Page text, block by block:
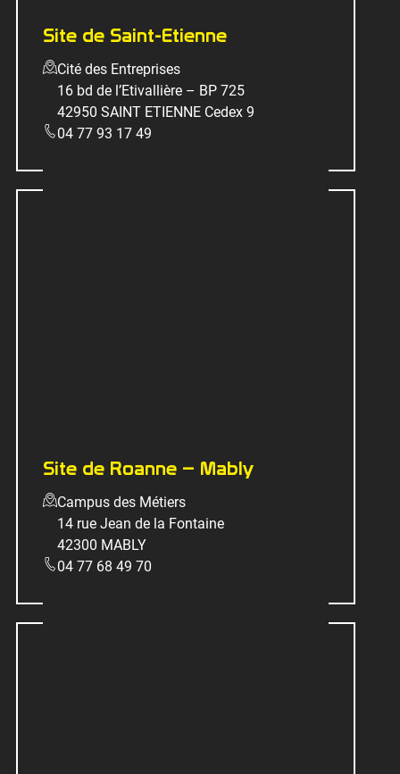
Site de Saint-Etienne
Cité des Entreprises
16 bd de l’Etivallière – BP 725
42950 SAINT ETIENNE Cedex 9
04 77 93 17 49
Site de Roanne – Mably
Campus des Métiers
14 rue Jean de la Fontaine
42300 MABLY
04 77 68 49 70